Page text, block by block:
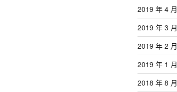
2019 年 4 月
2019 年 3 月
2019 年 2 月
2019 年 1 月
2018 年 8 月